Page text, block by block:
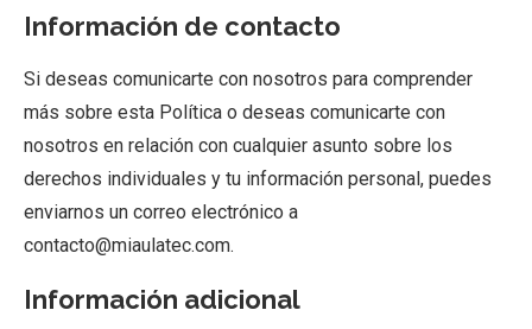
Información de contacto
Si deseas comunicarte con nosotros para comprender
más sobre esta Política o deseas comunicarte con
nosotros en relación con cualquier asunto sobre los
derechos individuales y tu información personal, puedes
enviarnos un correo electrónico a
contacto@miaulatec.com.
Información adicional